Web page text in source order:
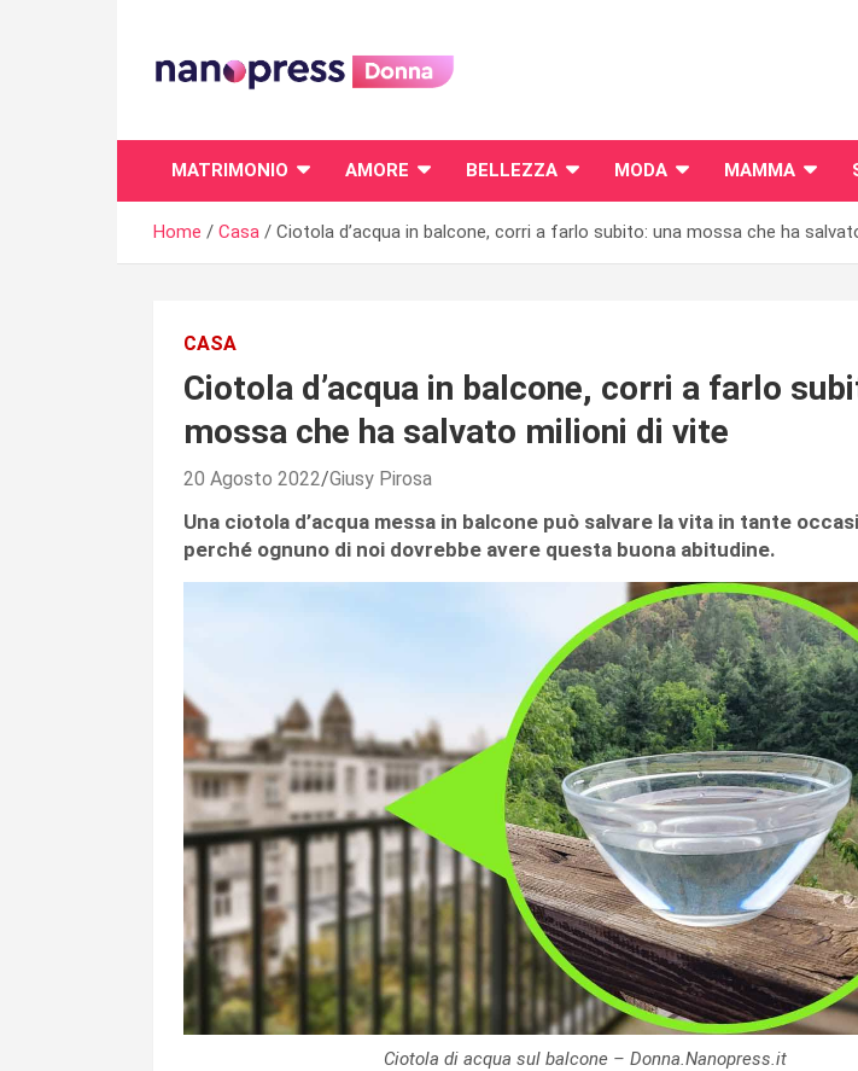
content
MATRIMONIO AMORE BELLEZZA MODA MAMMA
Home Casa Ciotola d’acqua in balcone, corri a farlo subito: una mossa che ha
CASA
Ciotola d’acqua in balcone, corri a farlo
mossa che ha salvato milioni di vite
20 Agosto 2022 Giusy Pirosa
Una ciotola d’acqua messa in balcone può salvare la vita in tante
perché ognuno di noi dovrebbe avere questa buona abitudine.
Ciotola di acqua sul balcone – Donna.Nanopress.it